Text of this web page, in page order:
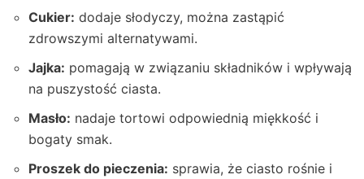
Cukier: dodaje słodyczy, można zastąpić
zdrowszymi alternatywami.
Jajka: pomagają w związaniu składników i wpływają
na puszystość ciasta.
Masło: nadaje tortowi odpowiednią miękkość i
bogaty smak.
Proszek do pieczenia: sprawia, że ciasto rośnie i